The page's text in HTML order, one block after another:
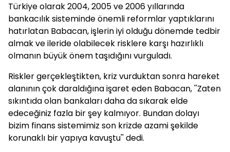
Türkiye olarak 2004, 2005 ve 2006 yıllarında
bankacılık sisteminde önemli reformlar yaptıklarını
hatırlatan Babacan, işlerin iyi olduğu dönemde tedbir
almak ve ileride olabilecek risklere karşı hazırlıklı
olmanın büyük önem taşıdığını vurguladı.
Riskler gerçekleştikten, kriz vurduktan sonra hareket
alanının çok daraldığına işaret eden Babacan, ''Zaten
sıkıntıda olan bankaları daha da sıkarak elde
edeceğiniz fazla bir şey kalmıyor. Bundan dolayı
bizim finans sistemimiz son krizde azami şekilde
korunaklı bir yapıya kavuştu'' dedi.